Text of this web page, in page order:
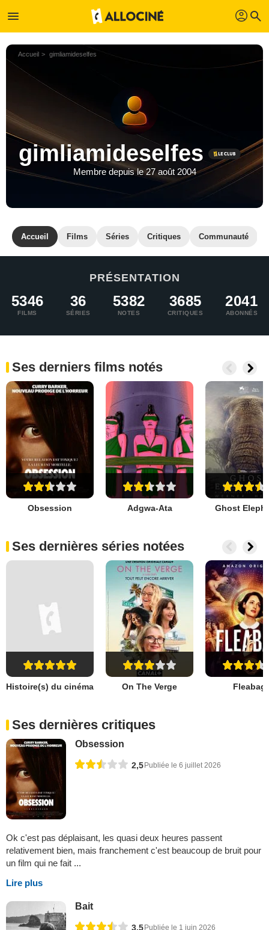
menu profil search
Accueil gimliamideselfes
gimliamideselfes
Membre depuis le 27 août 2004
Accueil Films Séries Critiques Communauté
PRÉSENTATION
5346
FILMS
36
SÉRIES
5382
NOTES
3685
CRITIQUES
2041
ABONNÉS
Ses derniers films notés
Obsession Adgwa-Ata Ghost
Ses dernières séries notées
Histoire(s) du cinéma On The Verge Fleabag
Ses dernières critiques
Obsession
2,5 Publiée le 6 juillet 2026
Ok c'est pas déplaisant, les quasi deux heures passent
relativement bien, mais franchement c'est beaucoup de bruit pour
un film qui ne fait ...
Lire plus
Bait
3,5Publiée le 1 juin 2026